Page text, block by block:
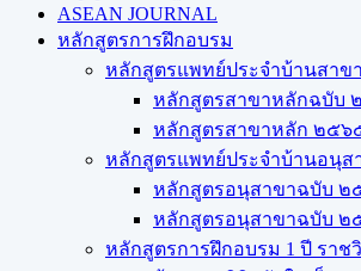
ASEAN JOURNAL
หลักสูตรการฝึกอบรม
หลักสูตรแพทย์ประจำบ้านสาขา
หลักสูตรสาขาหลักฉบับ
หลักสูตรสาขาหลัก ๒๕๖
หลักสูตรแพทย์ประจำบ้านอนุส
หลักสูตรอนุสาขาฉบับ ๒
หลักสูตรอนุสาขาฉบับ ๒
หลักสูตรการฝึกอบรม 1 ปี ราช